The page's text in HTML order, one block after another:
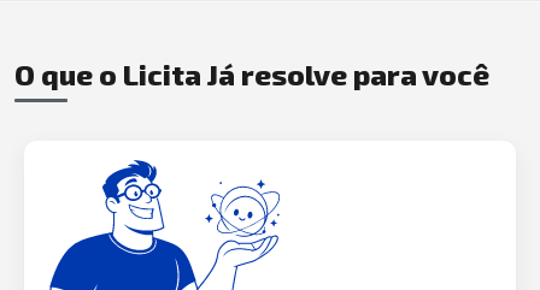
O que o Licita Já resolve para você